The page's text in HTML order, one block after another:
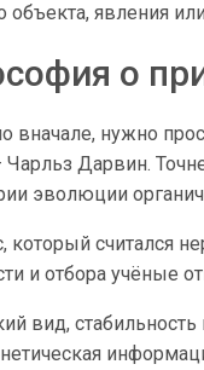
объекта, явления
о
вначале, нужно
Чарльз Дарвин.
эволюции
который
и отбора учёные
вид,